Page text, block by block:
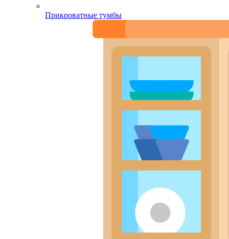
Прикроватные тумбы